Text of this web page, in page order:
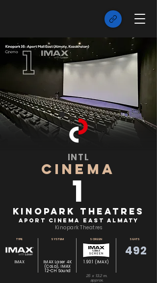
INTL
1
CINEMA
Kinopark Theatres
Aport Cinema East Almaty
Kinopark Theatres
TYPE
IMAX
SYSTEM
IMAX Laser 4K
(CoLa), IMAX
12-CH Sound
SCREEN
1.90:1 (IMAX)
25 x 13.2 m.
approx.
SEATS
492